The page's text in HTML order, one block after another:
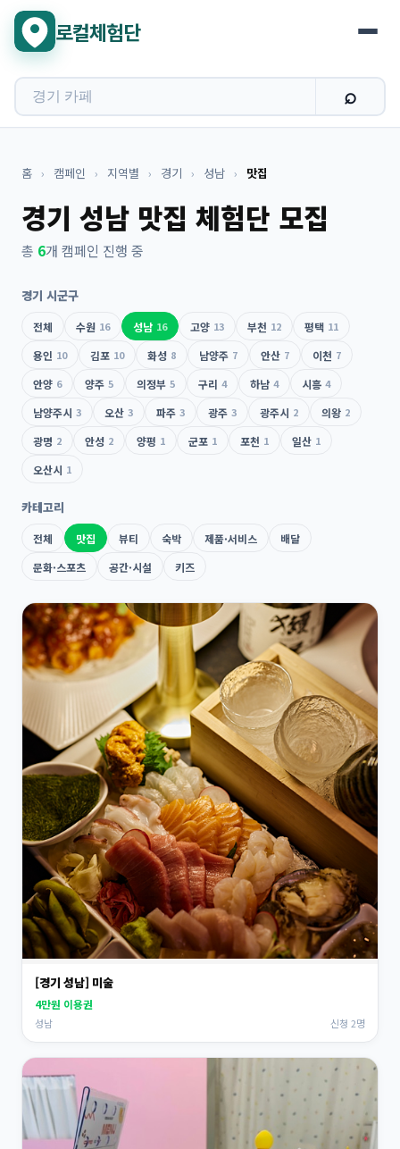
로컬체험단
홈 › 캠페인 › 지역별 › 경기 › 성남 › 맛집
경기 성남 맛집 체험단 모집
총 6개 캠페인 진행 중
경기 시군구
전체 수원 16 성남 16 고양 13 부천 12 평택 11
용인 10 김포 10 화성 8 남양주 7 안산 7 이천 7
안양 6 양주 5 의정부 5 구리 4 하남 4 시흥 4
남양주시 3 오산 3 파주 3 광주 3 광주시 2 의왕 2
광명 2 안성 2 양평 1 군포 1 포천 1 일산 1
오산시 1
카테고리
전체 맛집 뷰티 숙박 제품·서비스
배달
문화·스포츠
공간·시설 키즈
[경기 성남] 미술
4만원 이용권
성남 신청 2명